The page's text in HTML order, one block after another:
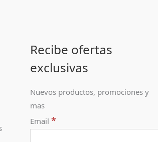
Recibe ofertas
exclusivas
Nuevos productos, promociones y
mas
Email *